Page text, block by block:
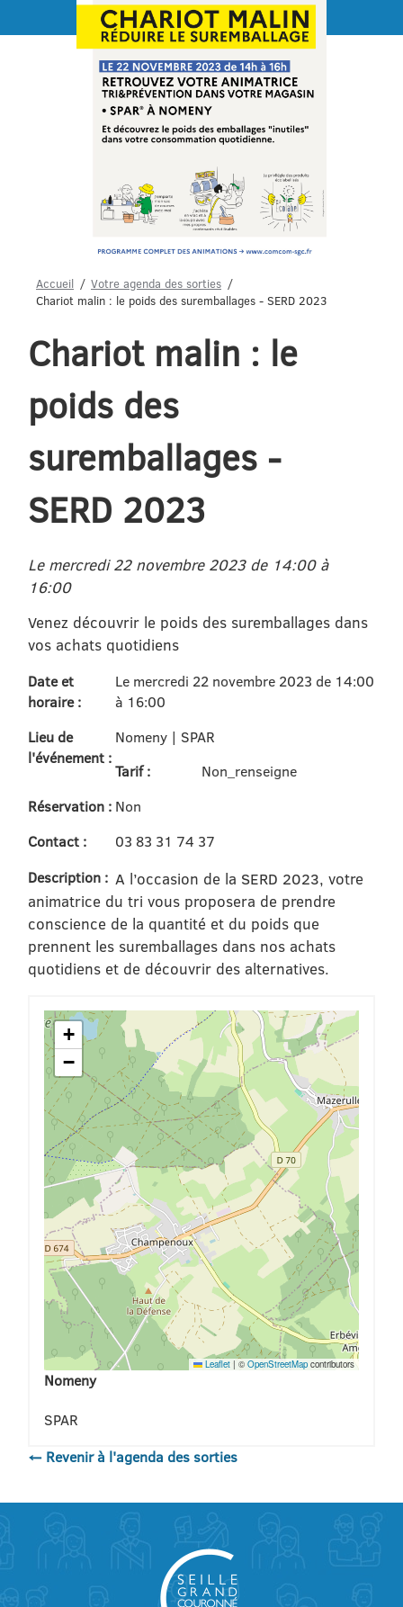
Menu
Accueil
Votre agenda des sorties
Chariot malin : le poids des suremballages - SERD 2023
Chariot malin : le
poids des
suremballages -
SERD 2023
Le mercredi 22 novembre 2023 de 14:00 à
16:00
Venez découvrir le poids des suremballages dans
vos achats quotidiens
Date et
horaire :
Le mercredi 22 novembre 2023 de 14:00
à 16:00
Lieu de
l'événement :
Nomeny | SPAR
Tarif :
Non_renseigne
Réservation : Non
Contact :
03 83 31 74 37
Description : A l’occasion de la SERD 2023, votre
animatrice du tri vous proposera de prendre
conscience de la quantité et du poids que
prennent les suremballages dans nos achats
quotidiens et de découvrir des alternatives.
+
−
Leaflet | ©OpenStreetMap contributors
Nomeny
SPAR
← Revenir à l'agenda des sorties